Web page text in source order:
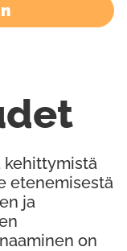
kehittymistä
etenemisestä
ja
on